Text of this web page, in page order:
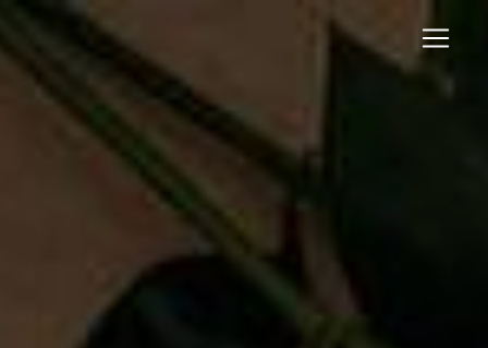
Panneau de gestion des cookies